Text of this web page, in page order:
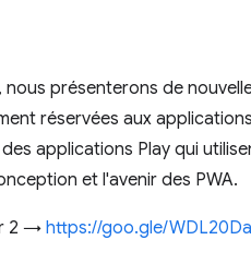
présenterons de
réservées aux
applications Play qui
et l'avenir des PWA.
2 → https://goo.gle/